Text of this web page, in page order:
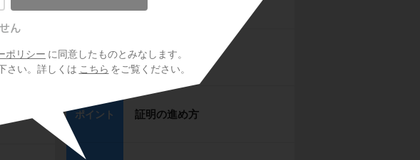
ポリシー に同意したものとみなします。
さい。詳しくは こちら をご覧ください。
ポイント 対偶とは？
ポイント 証明の進め方